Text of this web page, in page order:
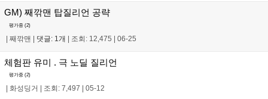
GM) 째깎맨 탑질리언 공략
평가중 (2)
| 째깎맨 | 댓글: 1개 | 조회: 12,475 | 06-25
체험판 유미 . 극 노딜 질리언
평가중 (2)
화성딩거 조회: 7,497 05-12